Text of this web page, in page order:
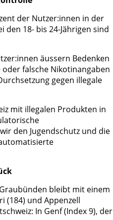
der Nutzer:innen in der
den 18- bis 24-Jährigen sind
äussern Bedenken
falsche Nikotinangaben
gegen illegale
mit illegalen Produkten in
den Jugendschutz und die
bleibt mit einem
(184) und Appenzell
In Genf (Index 9), der